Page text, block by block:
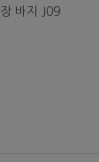
바지 J09